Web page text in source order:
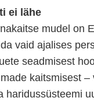
ei lähe
mudel on
vaid ajalises
seadmisest
kaitsmisest
haridussüsteemi